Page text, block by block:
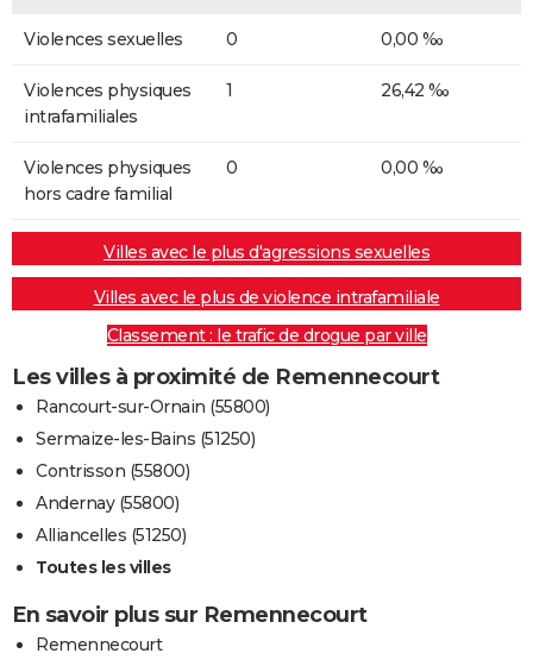
Violences sexuelles 0 0,00 ‰
Violences physiques
intrafamiliales
1 26,42 ‰
Violences physiques
hors cadre familial
0 0,00 ‰
Villes avec le plus d'agressions sexuelles
Villes avec le plus de violence intrafamiliale
Classement : le trafic de drogue par ville
Les villes à proximité de Remennecourt
Rancourt-sur-Ornain (55800)
Sermaize-les-Bains (51250)
Contrisson (55800)
Andernay (55800)
Alliancelles (51250)
Toutes les villes
En savoir plus sur Remennecourt
Remennecourt